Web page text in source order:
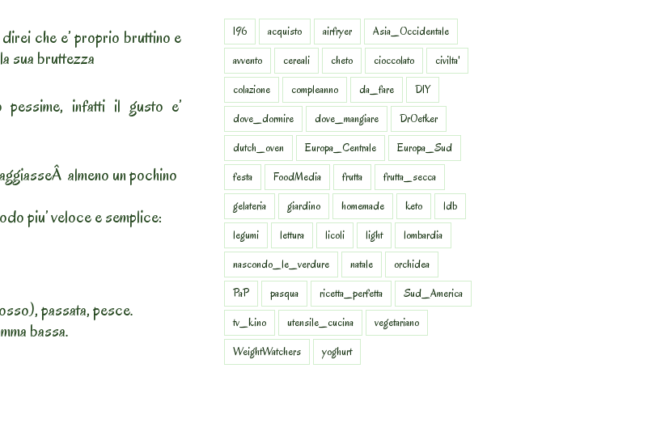
che e’ proprio bruttino e
sua bruttezza
infatti il gusto e’
almeno un pochino
piu’ veloce e semplice:
passata, pesce.
bassa.
196 acquisto airfryer
Asia_Occidentale
avvento
cereali cheto cioccolato
civilta'
colazione
compleanno da_fare
DIY
dove_dormire
dove_mangiare
DrOetker
dutch_oven
Europa_Centrale
Europa_Sud
festa
FoodMedia frutta
frutta_secca
gelateria
giardino homemade keto
ldb
legumi
lettura licoli light
lombardia
nascondo_le_verdure
natale
orchidea
PaP
pasqua ricetta_perfetta
Sud_America
tv_kino
utensile_cucina
vegetariano
WeightWatchers
yoghurt